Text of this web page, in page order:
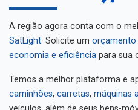
A região agora conta com o
SatLight . Solicite um orçamento
economia e eficiência para sua
Temos a melhor plataforma e
caminhões carretas máquinas
veículos, além de seus bens-